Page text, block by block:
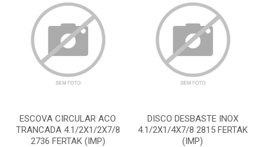
ESCOVA CIRCULAR ACO
TRANCADA 4.1/2X1/2X7/8
2736 FERTAK (IMP)
DISCO DESBASTE INOX
4.1/2X1/4X7/8 2815 FERTAK
(IMP)